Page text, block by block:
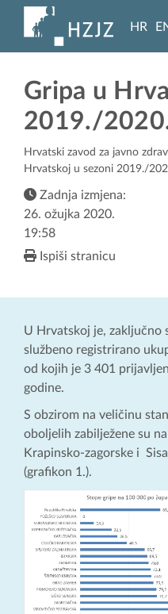
HR
Gripa u
2019./
Hrvatski zavod za javno
Hrvatskoj u sezoni 2019./
Zadnja izmjena:
26. ožujka 2020.
19:58
Ispiši stranicu
U Hrvatskoj je, zaključno
službeno registrirano
od kojih je 3 401
godine.
S obzirom na veličinu
oboljelih zabilježene su
Krapinsko-zagorske i
(grafikon 1.).